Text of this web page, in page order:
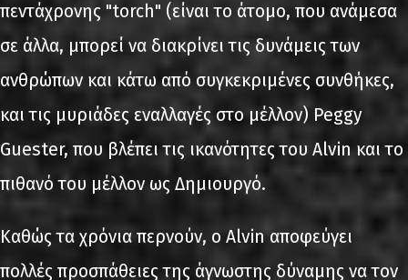
πεντάχρονης "torch" (είναι το άτομο, που ανάμεσα
σε άλλα, μπορεί να διακρίνει τις δυνάμεις των
ανθρώπων και κάτω από συγκεκριμένες συνθήκες,
και τις μυριάδες εναλλαγές στο μέλλον) Peggy
Guester, που βλέπει τις ικανότητες του Alvin και το
πιθανό του μέλλον ως Δημιουργό.
Καθώς τα χρόνια περνούν, ο Alvin αποφεύγει
πολλές προσπάθειες της άγνωστης δύναμης να τον